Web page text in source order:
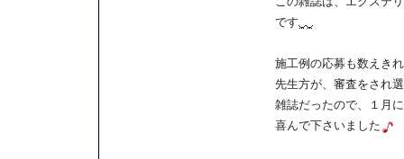
です
施工例の応募も数えき
先生方が、審査をされ
雑誌だったので、１月
喜んで下さいました